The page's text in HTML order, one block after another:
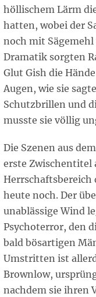
höllischem Lärm
hatten, wobei der
noch mit
Dramatik sorgten
Glut Gish die
Augen, wie sie
Schutzbrillen und
musste sie völlig
Die Szenen aus
erste Zwischentitel
Herrschaftsbereich
heute noch. Der
unablässige Wind
Psychoterror, den
bald bösartigen
Umstritten ist
Brownlow,
nachdem sie ihren